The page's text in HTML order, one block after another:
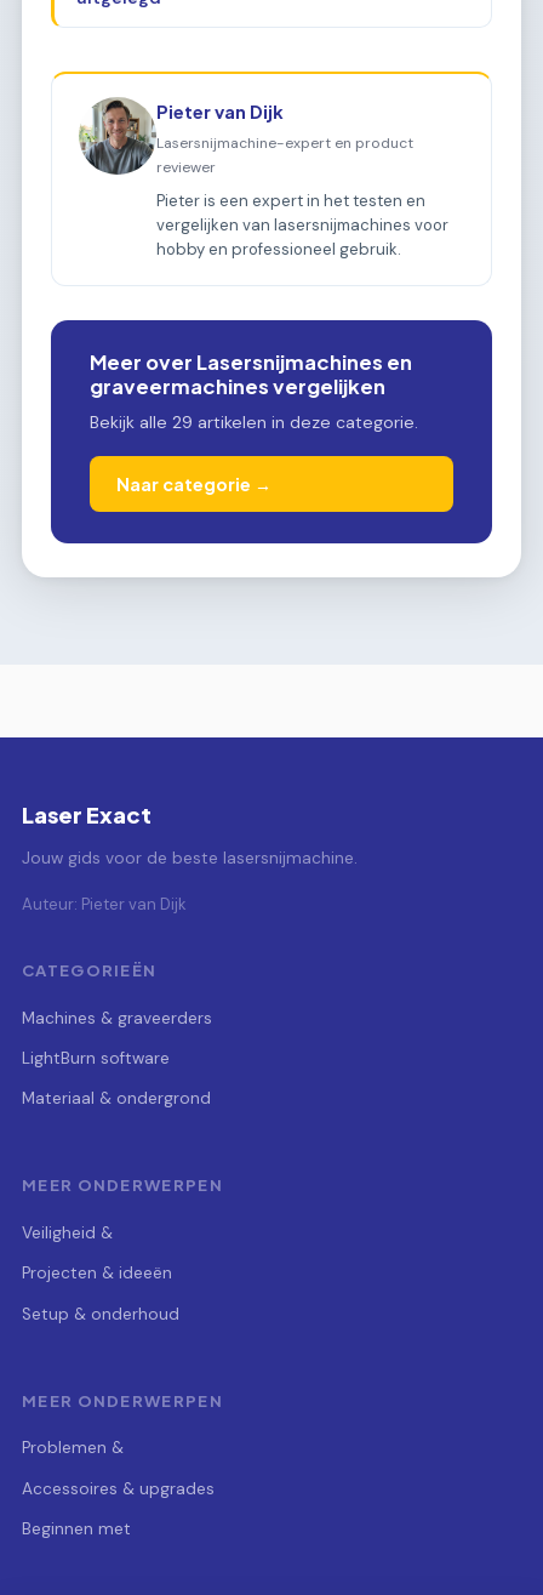
Pieter van Dijk
Lasersnijmachine-expert en product
reviewer
Pieter is een expert in het testen en
vergelijken van lasersnijmachines voor
hobby en professioneel gebruik.
Meer over Lasersnijmachines en
graveermachines vergelijken
Bekijk alle 29 artikelen in deze categorie.
Naar categorie →
Laser Exact
Jouw gids voor de beste lasersnijmachine.
Auteur: Pieter van Dijk
CATEGORIEËN
Machines & graveerders
LightBurn software
Materiaal & ondergrond
MEER ONDERWERPEN
Veiligheid &
Projecten & ideeën
Setup & onderhoud
MEER ONDERWERPEN
Problemen &
Accessoires & upgrades
Beginnen met